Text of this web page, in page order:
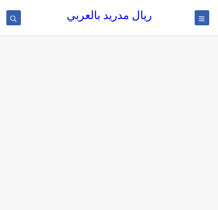
ريال مدريد بالعربي